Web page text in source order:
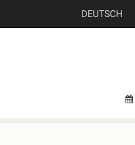
DEUTSCH